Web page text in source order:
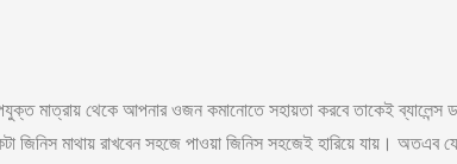
মাত্রায় থেকে আপনার ওজন কমানোতে সহায়তা করবে তাকেই ব্যালেন্স
জিনিস মাথায় রাখবেন সহজে পাওয়া জিনিস সহজেই হারিয়ে যায়। অতএব